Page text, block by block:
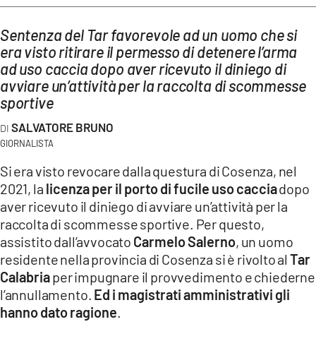
Network
LACPLAY.IT
LACTV.IT
LACONAIR.IT
LACITYMAG.IT
COSENZACHANNEL.IT
ILVIBONESE.IT
CATANZAROCHANNEL.IT
LACAPITALENEWS.IT
App
Sentenza del Tar favorevole ad un uomo che si
era visto ritirare il permesso di detenere l’arma
ad uso caccia dopo aver ricevuto il diniego di
avviare un’attività per la raccolta di scommesse
sportive
SALVATORE BRUNO
GIORNALISTA
Si era visto revocare dalla questura di Cosenza, nel
2021, la licenza per il porto di fucile uso cacciadopo
aver ricevuto il diniego di avviare un’attività per la
raccolta di scommesse sportive. Per questo,
assistito dall’avvocato Carmelo Salerno, un uomo
residente nella provincia di Cosenza si è rivolto al Tar
Calabriaper impugnare il provvedimento e chiederne
l’annullamento. Ed i magistrati amministrativi gli
hanno dato ragione